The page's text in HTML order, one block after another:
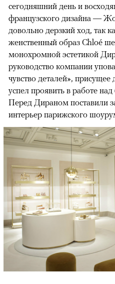
сегодняшний день и
французского дизайна —
довольно дерзкий ход, так
женственный образ Chloé
монохромной эстетикой
руководство компании
чувство деталей»,
успел проявить в работе
Перед Дираном поставили
интерьер парижского